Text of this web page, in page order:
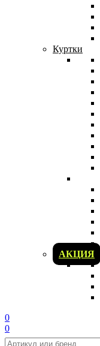
Куртки
АКЦИЯ
0
0